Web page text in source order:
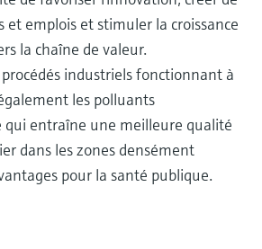
et emplois et stimuler la croissance
la chaîne de valeur.
industriels fonctionnant à
les polluants
qui entraîne une meilleure qualité
dans les zones densément
pour la santé publique.